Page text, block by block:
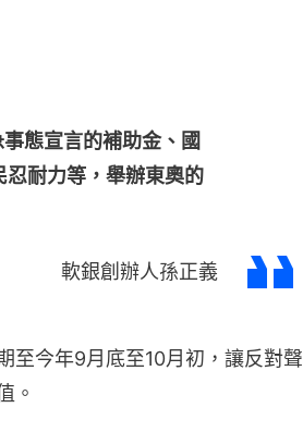
態宣言的補助金、國
忍耐力等，舉辦東奧的
軟銀創辦人孫正義
至今年9月底至10月初，讓反對聲
。